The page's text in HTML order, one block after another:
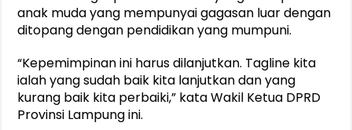
anak muda yang mempunyai gagasan luar dengan
ditopang dengan pendidikan yang mumpuni.
“Kepemimpinan ini harus dilanjutkan. Tagline kita
ialah yang sudah baik kita lanjutkan dan yang
kurang baik kita perbaiki,” kata Wakil Ketua DPRD
Provinsi Lampung ini.